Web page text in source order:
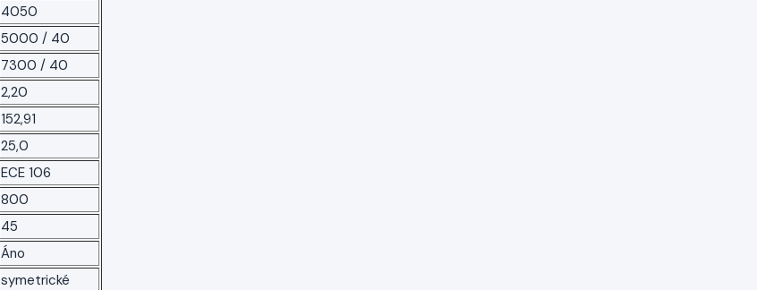
4050
5000 / 40
7300 / 40
2,20
152,91
25,0
ECE 106
800
45
Áno
symetrické